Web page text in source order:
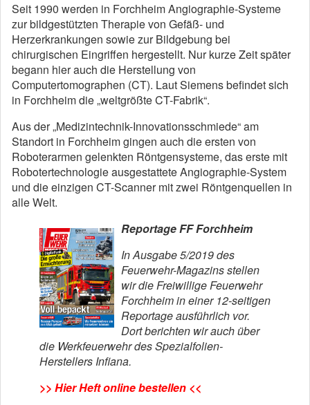
Seit 1990 werden in Forchheim Angiographie-Systeme
zur bildgestützten Therapie von Gefäß- und
Herzerkrankungen sowie zur Bildgebung bei
chirurgischen Eingriffen hergestellt. Nur kurze Zeit später
begann hier auch die Herstellung von
Computertomographen (CT). Laut Siemens befindet sich
in Forchheim die „weltgrößte CT-Fabrik“.
Aus der „Medizintechnik-Innovationsschmiede“ am
Standort in Forchheim gingen auch die ersten von
Roboterarmen gelenkten Röntgensysteme, das erste mit
Robotertechnologie ausgestattete Angiographie-System
und die einzigen CT-Scanner mit zwei Röntgenquellen in
alle Welt.
Reportage FF Forchheim
In Ausgabe 5/2019 des
Feuerwehr-Magazins stellen
wir die Freiwillige Feuerwehr
Forchheim in einer 12-seitigen
Reportage ausführlich vor.
Dort berichten wir auch über
die Werkfeuerwehr des Spezialfolien-
Herstellers Infiana.
>> Hier Heft online bestellen <<